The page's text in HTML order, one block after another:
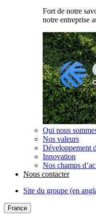
Fort de notre
notre entreprise
Qui nous
Nos valeurs
Développement
Innovation
Nos champs
Nous contacter
Site du groupe (en
France